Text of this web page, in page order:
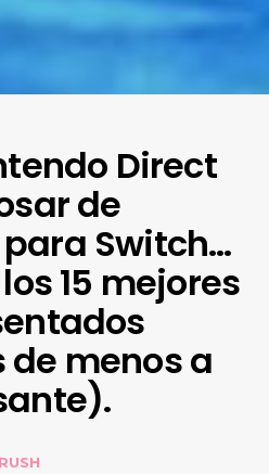
Direct
de
Switch…
15 mejores
menos a